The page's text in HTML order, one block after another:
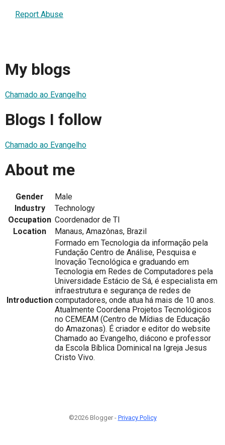
Report Abuse
My blogs
Chamado ao Evangelho
Blogs I follow
Chamado ao Evangelho
About me
Gender
Male
Industry
Technology
Occupation Coordenador de TI
Location
Manaus, Amazônas, Brazil
Introduction
Formado em Tecnologia da informação pela
Fundação Centro de Análise, Pesquisa e
Inovação Tecnológica e graduando em
Tecnologia em Redes de Computadores pela
Universidade Estácio de Sá, é especialista em
infraestrutura e segurança de redes de
computadores, onde atua há mais de 10 anos.
Atualmente Coordena Projetos Tecnológicos
no CEMEAM (Centro de Mídias de Educação
do Amazonas). É criador e editor do website
Chamado ao Evangelho, diácono e professor
da Escola Bíblica Dominical na Igreja Jesus
Cristo Vivo.
©2026 Blogger - Privacy Policy